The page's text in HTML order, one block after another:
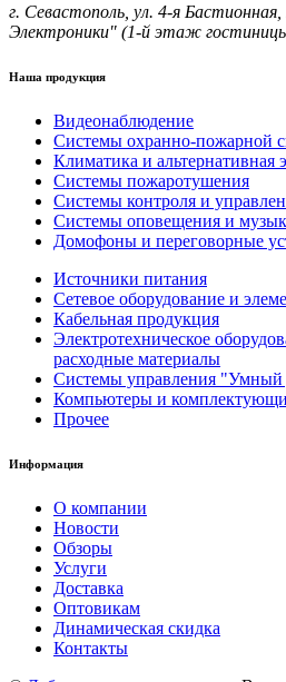
г. Севастополь, ул. 4-я
Электроники" (1-й этаж
Наша продукция
Видеонаблюдение
Системы охранно-пожарной
Климатика и альтернативная
Системы пожаротушения
Системы контроля и
Системы оповещения и
Домофоны и переговорные
Источники питания
Сетевое оборудование и
Кабельная продукция
Электротехническое
расходные материалы
Системы управления
Компьютеры и
Прочее
Информация
О компании
Новости
Обзоры
Услуги
Доставка
Оптовикам
Динамическая скидка
Контакты